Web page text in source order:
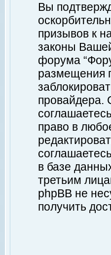
Вы
призывов к
законы
форума
размещения
провайдера.
право в
в базе
третьим
phpBB не
получить